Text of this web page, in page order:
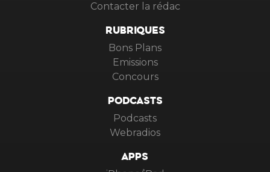
Contacter la rédac
RUBRIQUES
Bons Plans
Emissions
Concours
PODCASTS
Podcasts
Webradios
APPS